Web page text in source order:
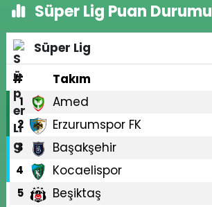
Süper Lig Puan Durumu
Süper Lig
#
Takım
1 Amed
2 Erzurumspor FK
3 Başakşehir
4 Kocaelispor
5 Beşiktaş